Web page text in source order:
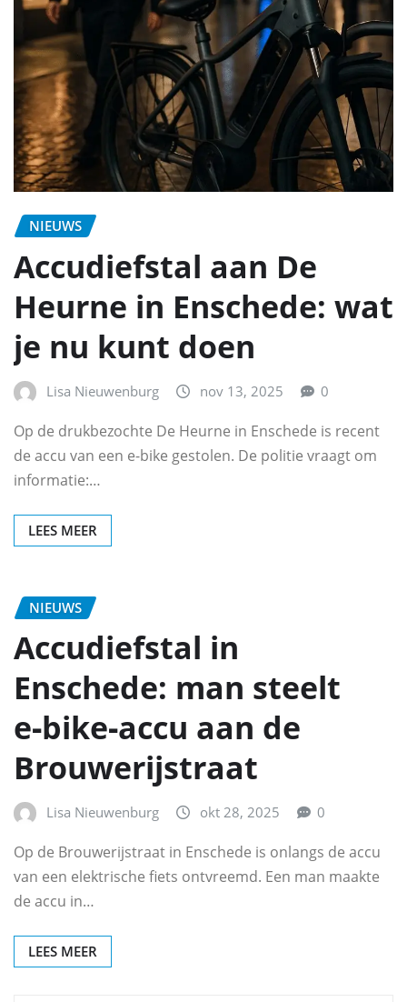
NIEUWS
Accudiefstal aan De
Heurne in Enschede: wat
je nu kunt doen
Lisa Nieuwenburg nov 13, 2025 0
Op de drukbezochte De Heurne in Enschede is recent
de accu van een e-bike gestolen. De politie vraagt om
informatie:…
LEES MEER
NIEUWS
Accudiefstal in
Enschede: man steelt
e‑bike‑accu aan de
Brouwerijstraat
Lisa Nieuwenburg okt 28, 2025 0
Op de Brouwerijstraat in Enschede is onlangs de accu
van een elektrische fiets ontvreemd. Een man maakte
de accu in…
LEES MEER